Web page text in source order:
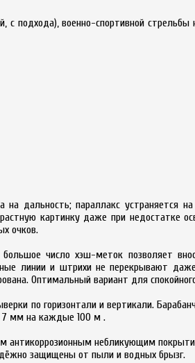
подхода), военно-спортивной стрельбы
дальность; параллакс устраняется
картинку даже при недостатке
очков.
число хэш-меток позволяет
линии и штрихи не перекрывают
Оптимальный вариант для
по горизонтали и вертикали.
7 мм на каждые 100 м .
небликующим
защищены от пыли и водных брызг.